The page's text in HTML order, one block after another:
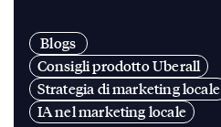
Blogs
Consigli prodotto Uberall
Strategia di marketing locale
IA nel marketing locale